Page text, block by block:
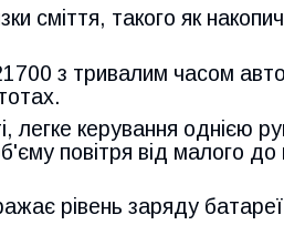
сміття, такого як
з тривалим часом
легке керування однією
повітря від малого до
рівень заряду батареї